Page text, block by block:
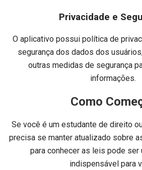
Privacidade e
O aplicativo possui política de
segurança dos dados dos
outras medidas de segurança
informações.
Como
Se você é um estudante de direito
precisa se manter atualizado sobre
para conhecer as leis pode ser
indispensável para